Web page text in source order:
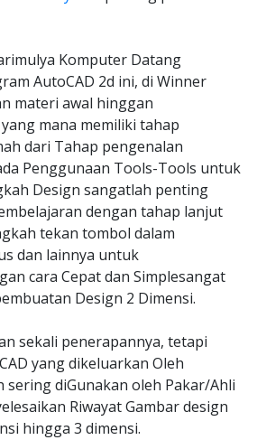
Komputer Datang
AutoCAD 2d ini, di Winner
materi awal hinggan
mana memiliki tahap
dari Tahap pengenalan
Penggunaan Tools-Tools untuk
Design sangatlah penting
dengan tahap lanjut
tekan tombol dalam
dan lainnya untuk
cara Cepat dan Simplesangat
Design 2 Dimensi.
sekali penerapannya, tetapi
yang dikeluarkan Oleh
sering diGunakan oleh Pakar/Ahli
Riwayat Gambar design
hingga 3 dimensi.